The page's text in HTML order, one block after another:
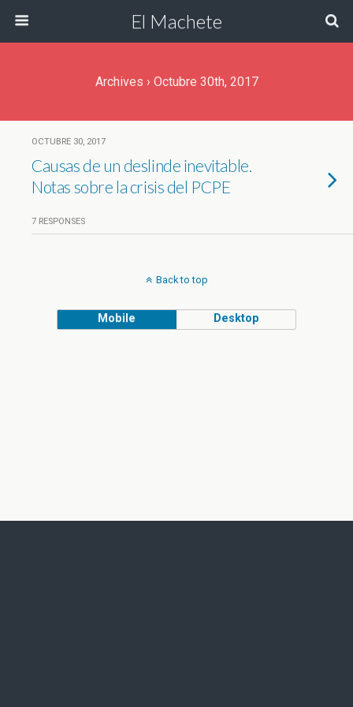
El Machete
Archives › Octubre 30th, 2017
OCTUBRE 30, 2017
Causas de un deslinde inevitable.
Notas sobre la crisis del PCPE
7 RESPONSES
Back to top
Mobile Desktop